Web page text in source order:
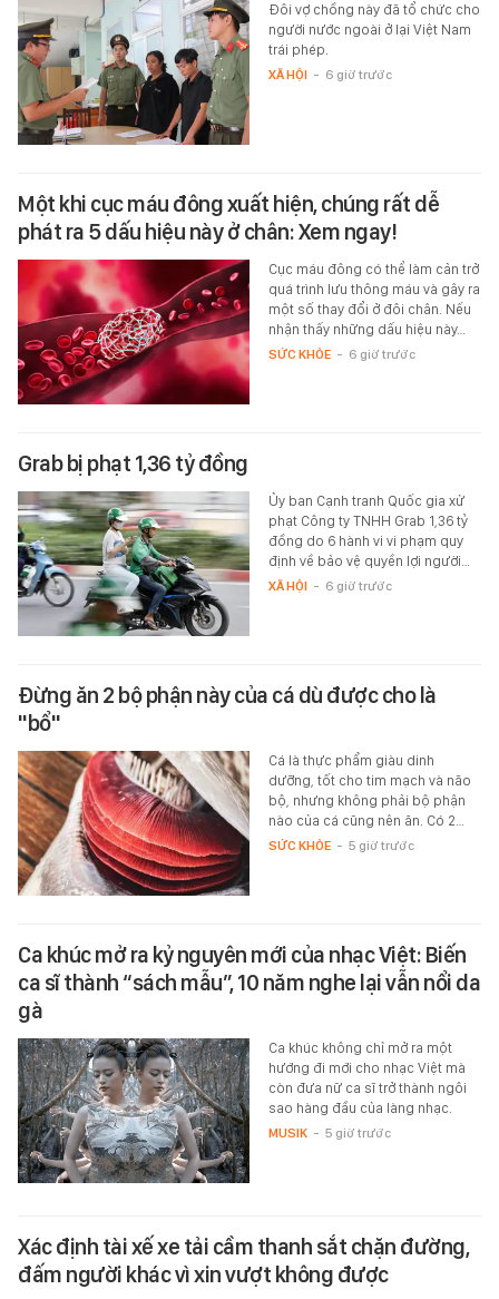
Đôi vợ chồng này đã tổ chức cho
người nước ngoài ở lại Việt Nam
trái phép.
XÃ HỘI - 6 giờ trước
Một khi cục máu đông xuất hiện, chúng rất dễ
phát ra 5 dấu hiệu này ở chân: Xem ngay!
Cục máu đông có thể làm cản trở
quá trình lưu thông máu và gây ra
một số thay đổi ở đôi chân. Nếu
nhận thấy những dấu hiệu này…
SỨC KHỎE - 6 giờ trước
Grab bị phạt 1,36 tỷ đồng
Ủy ban Cạnh tranh Quốc gia xử
phạt Công ty TNHH Grab 1,36 tỷ
đồng do 6 hành vi vi phạm quy
định về bảo vệ quyền lợi người…
XÃ HỘI - 6 giờ trước
Đừng ăn 2 bộ phận này của cá dù được cho là
"bổ"
Cá là thực phẩm giàu dinh
dưỡng, tốt cho tim mạch và não
bộ, nhưng không phải bộ phận
nào của cá cũng nên ăn. Có 2…
SỨC KHỎE - 5 giờ trước
Ca khúc mở ra kỷ nguyên mới của nhạc Việt: Biến
ca sĩ thành “sách mẫu”, 10 năm nghe lại vẫn nổi da
gà
Ca khúc không chỉ mở ra một
hướng đi mới cho nhạc Việt mà
còn đưa nữ ca sĩ trở thành ngôi
sao hàng đầu của làng nhạc.
MUSIK - 5 giờ trước
Xác định tài xế xe tải cầm thanh sắt chặn đường,
đấm người khác vì xin vượt không được